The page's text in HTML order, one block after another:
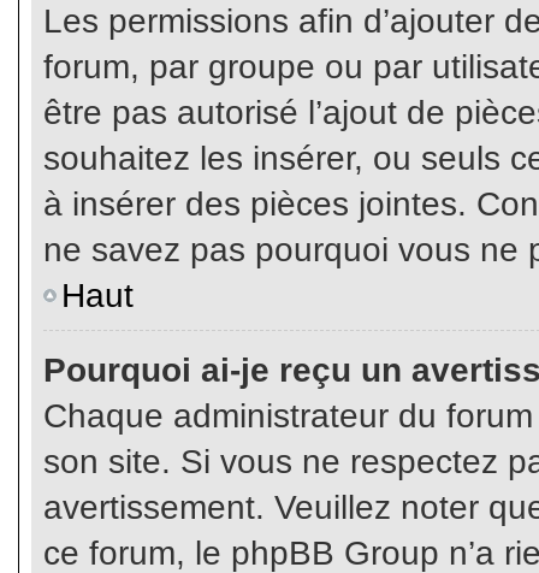
Les permissions afin d’ajouter
forum, par groupe ou par
être pas autorisé l’ajout de
souhaitez les insérer, ou seuls
à insérer des pièces jointes.
ne savez pas pourquoi vous ne
Haut
Pourquoi ai-je reçu un
Chaque administrateur du
son site. Si vous ne respectez
avertissement. Veuillez noter
ce forum, le phpBB Group n’a